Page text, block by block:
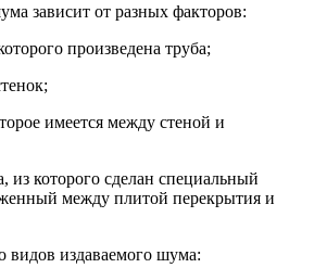
зависит от разных факторов:
произведена труба;
имеется между стеной и
из которого сделан специальный
между плитой перекрытия и
видов издаваемого шума: